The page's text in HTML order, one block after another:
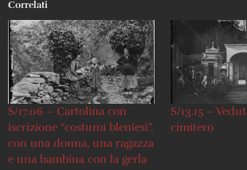
Correlati
S/17.06 – Cartolina con
iscrizione “costumi bleniesi”,
con una donna, una ragazza
e una bambina con la gerla
S/13.15 –
cimitero